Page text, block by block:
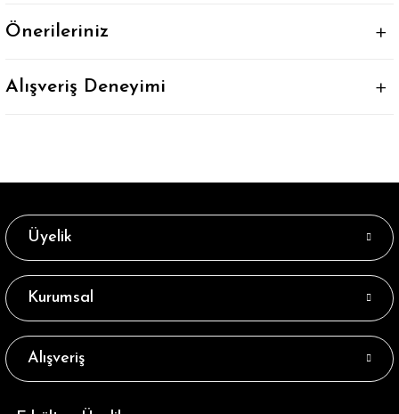
Önerileriniz
Alışveriş Deneyimi
Üyelik
Kurumsal
Alışveriş